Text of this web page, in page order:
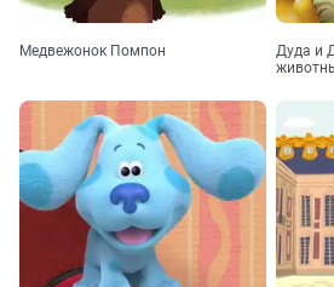
Медвежонок Помпон
Дуда и